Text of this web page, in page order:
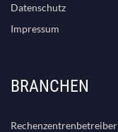
Datenschutz
Impressum
BRANCHEN
Rechenzentrenbetreiber